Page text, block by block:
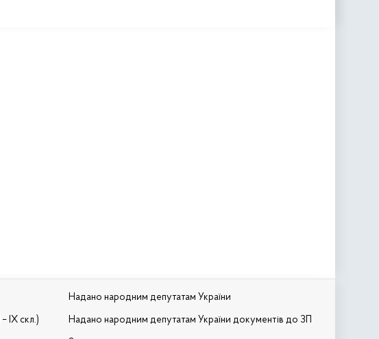
IX скл.)
Надано народним депутатам України
Надано народним депутатам України документів до ЗП